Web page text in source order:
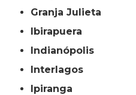
Granja Julieta
Ibirapuera
Indianópolis
Interlagos
Ipiranga